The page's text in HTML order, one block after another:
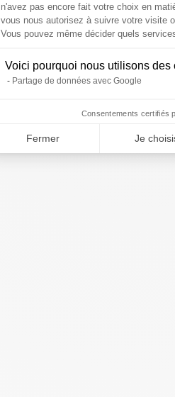
n'avez pas encore fait votre choix en
vous nous autorisez à suivre votre visite
Vous pouvez même décider quels
Voici pourquoi nous utilisons des
Partage de données avec Google
Consentements certifiés
Fermer Je
Axeptio